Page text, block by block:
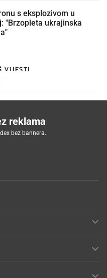
s eksplozivom u
"Brzopleta ukrajinska
VIJESTI
reklama
bez bannera.